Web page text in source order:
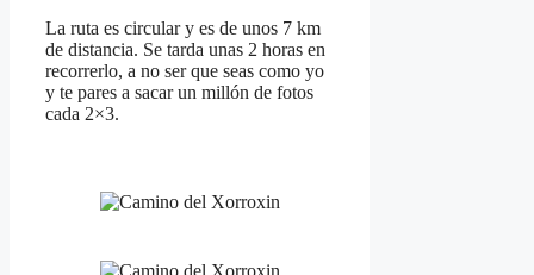
La ruta es circular y es de unos 7 km
de distancia. Se tarda unas 2 horas en
recorrerlo, a no ser que seas como yo
y te pares a sacar un millón de fotos
cada 2×3.